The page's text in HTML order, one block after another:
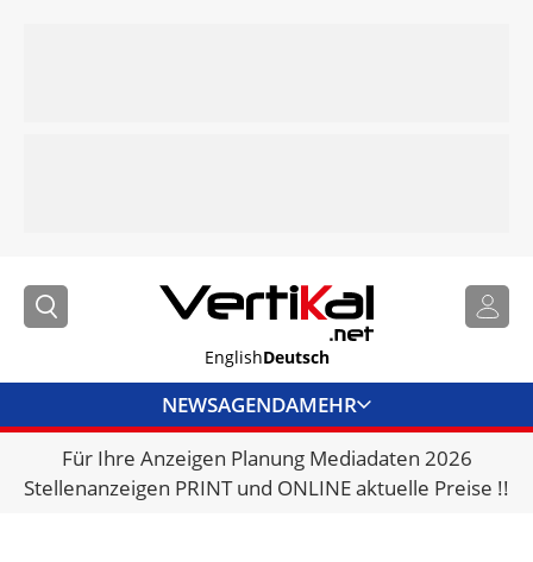
EnglishDeutsch
NEWSAGENDAMEHR
BRANCHENLINKS
VERMIETER
Für Ihre Anzeigen Planung Mediadaten 2026
Stellenanzeigen PRINT und ONLINE aktuelle Preise !!